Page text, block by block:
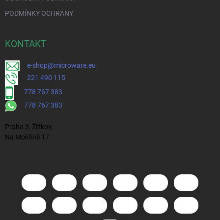
PODMÍNKY OCHRANY
KONTAKT
e-shop@microware.eu
221 490 115
778 767 383
778 767 383
Praha 3, Žižkov,
Na Mokřině 17